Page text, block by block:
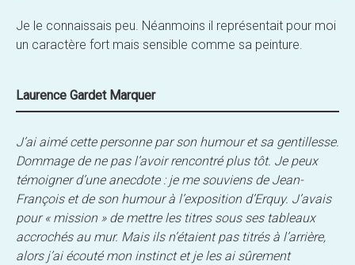
Je le connaissais peu. Néanmoins il représentait pour moi
un caractère fort mais sensible comme sa peinture.
Laurence Gardet Marquer
J’ai aimé cette personne par son humour et sa gentillesse.
Dommage de ne pas l’avoir rencontré plus tôt. Je peux
témoigner d’une anecdote : je me souviens de Jean-
François et de son humour à l’exposition d’Erquy. J’avais
pour « mission » de mettre les titres sous ses tableaux
accrochés au mur. Mais ils n’étaient pas titrés à l’arrière,
alors j’ai écouté mon instinct et je les ai sûrement